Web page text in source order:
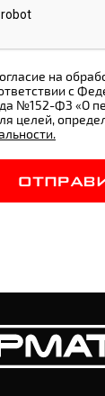
на
с
№152-ФЗ «О
целей,